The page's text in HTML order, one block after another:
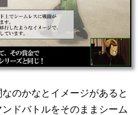
のかなとイメージがあると
ドバトルをそのままシーム